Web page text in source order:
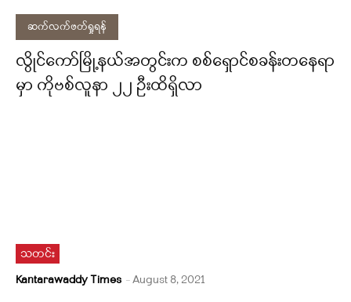
ဆက်လက်ဖတ်ရှုရန်
လွိုင်ကော်မြို့နယ်အတွင်းက စစ်ရှောင်စခန်းတနေရာ
မှာ ကိုဗစ်လူနာ ၂၂ ဦးထိရှိလာ
သတင်း
Kantarawaddy Times -August 8, 2021